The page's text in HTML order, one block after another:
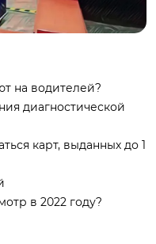
на водителей?
диагностической
карт, выданных до 1
в 2022 году?